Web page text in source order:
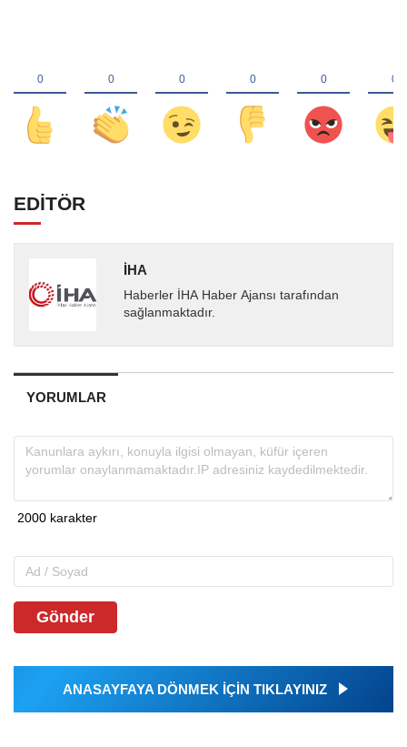
EDİTÖR
İHA
Haberler İHA Haber Ajansı tarafından
sağlanmaktadır.
YORUMLAR
Gönder
ANASAYFAYA DÖNMEK İÇİN TIKLAYINIZ